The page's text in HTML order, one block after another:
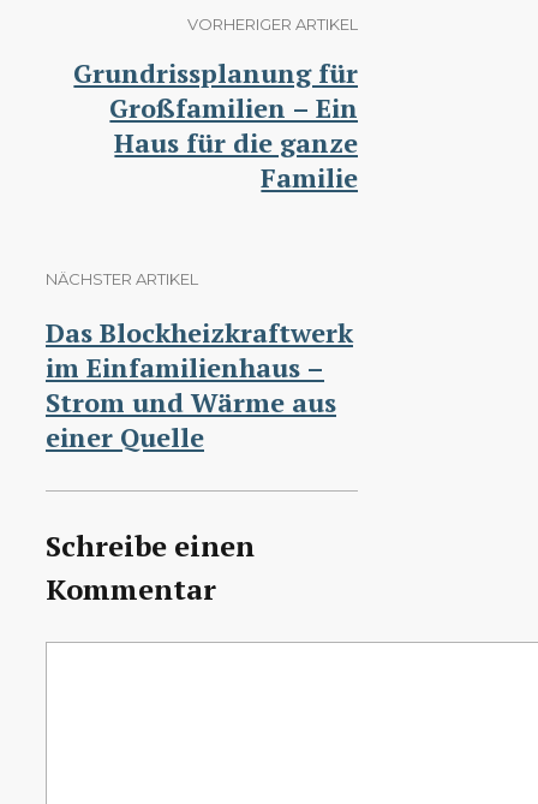
VORHERIGER ARTIKEL
Grundrissplanung für
Großfamilien – Ein
Haus für die ganze
Familie
NÄCHSTER ARTIKEL
Das Blockheizkraftwerk
im Einfamilienhaus –
Strom und Wärme aus
einer Quelle
Schreibe einen
Kommentar